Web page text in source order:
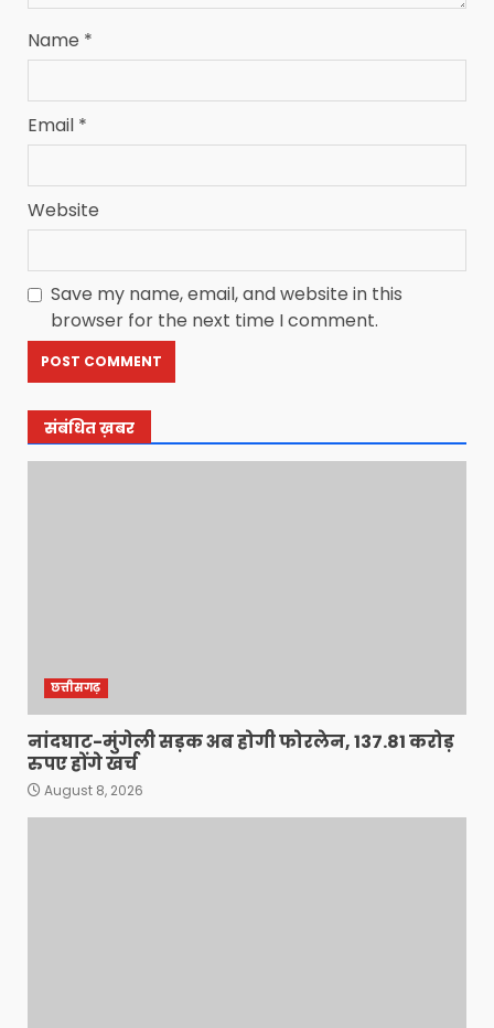
Name *
Email *
Website
Save my name, email, and website in this
browser for the next time I comment.
संबंधित ख़बर
छत्तीसगढ़
नांदघाट-मुंगेली सड़क अब होगी फोरलेन, 137.81 करोड़
रुपए होंगे खर्च
August 8, 2026